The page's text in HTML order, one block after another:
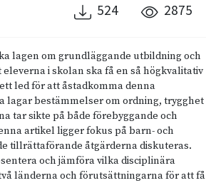
524 2875
lagen om grundläggande utbildning och
i skolan ska få en så högkvalitativ
led för att åstadkomma denna
lagar bestämmelser om ordning, trygghet
tar sikte på både förebyggande och
artikel ligger fokus på barn- och
tillrättaförande åtgärderna diskuteras.
och jämföra vilka disciplinära
länderna och förutsättningarna för att få